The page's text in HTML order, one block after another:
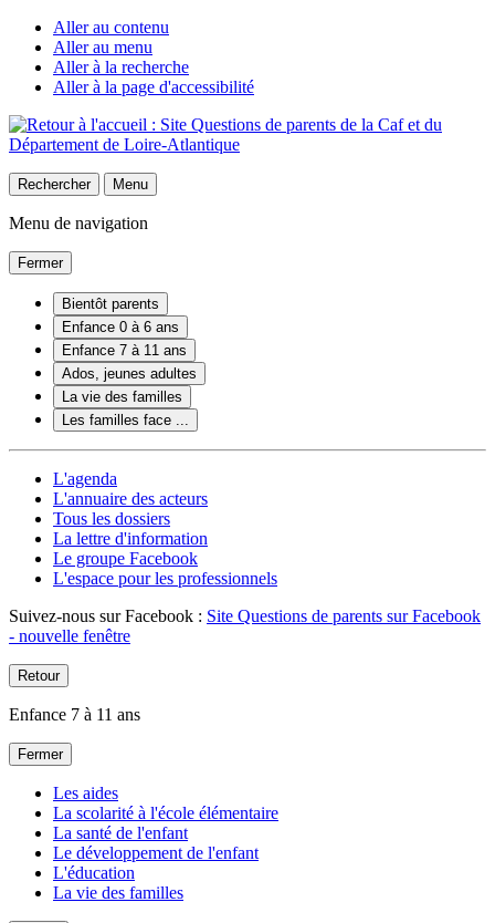
Aller au contenu
Aller au menu
Aller à la recherche
Aller à la page d'accessibilité
Rechercher Menu
Menu de navigation
Fermer
Bientôt parents
Enfance 0 à 6 ans
Enfance 7 à 11 ans
Ados, jeunes adultes
La vie des familles
Les familles face ...
L'agenda
L'annuaire des acteurs
Tous les dossiers
La lettre d'information
Le groupe Facebook
L'espace pour les professionnels
Suivez-nous sur Facebook : Site Questions de parents sur Facebook
- nouvelle fenêtre
Retour
Enfance 7 à 11 ans
Fermer
Les aides
La scolarité à l'école élémentaire
La santé de l'enfant
Le développement de l'enfant
L'éducation
La vie des familles